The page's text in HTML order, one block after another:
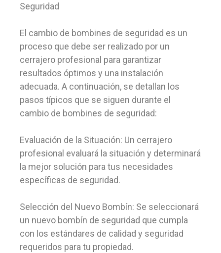
Seguridad
El cambio de bombines de seguridad es un
proceso que debe ser realizado por un
cerrajero profesional para garantizar
resultados óptimos y una instalación
adecuada. A continuación, se detallan los
pasos típicos que se siguen durante el
cambio de bombines de seguridad:
Evaluación de la Situación: Un cerrajero
profesional evaluará la situación y determinará
la mejor solución para tus necesidades
específicas de seguridad.
Selección del Nuevo Bombín: Se seleccionará
un nuevo bombín de seguridad que cumpla
con los estándares de calidad y seguridad
requeridos para tu propiedad.